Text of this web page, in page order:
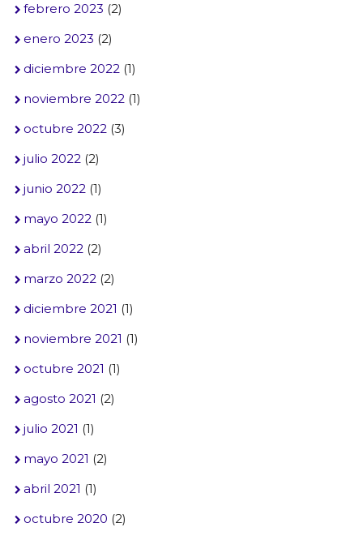
febrero 2023 (2)
enero 2023 (2)
diciembre 2022(1)
noviembre 2022(1)
octubre 2022(3)
julio 2022(2)
junio 2022(1)
mayo 2022(1)
abril 2022(2)
marzo 2022(2)
diciembre 2021 (1)
noviembre 2021 (1)
octubre 2021 (1)
agosto 2021 (2)
julio 2021 (1)
mayo 2021 (2)
abril 2021 (1)
octubre 2020 (2)